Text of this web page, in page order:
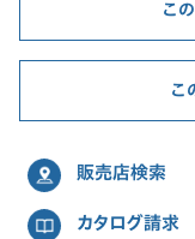
こ
こ
販売店検索
カタログ請求